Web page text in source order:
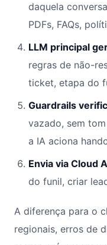
daquela
PDFs, FAQs,
LLM principal
regras de não-
ticket, etapa do
Guardrails
vazado, sem
a IA aciona
Envia via Cloud
do funil, criar
A diferença para o
regionais, erros de